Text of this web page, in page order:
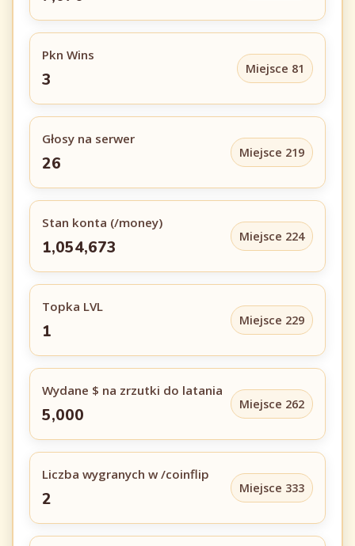
Pkn Wins
3
Miejsce 81
Głosy na serwer
26
Miejsce 219
Stan konta (/money)
1,054,673
Miejsce 224
Topka LVL
1
Miejsce 229
Wydane $ na zrzutki do latania
5,000
Miejsce 262
Liczba wygranych w /coinflip
2
Miejsce 333